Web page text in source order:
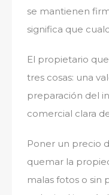
se mantienen
significa que
El propietario
tres cosas: una
preparación del
comercial clara
Poner un precio
quemar la
malas fotos o sin